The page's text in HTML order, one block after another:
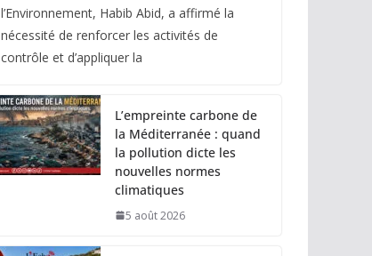
l’Environnement, Habib Abid, a affirmé la
nécessité de renforcer les activités de
contrôle et d’appliquer la
L’empreinte carbone de
la Méditerranée : quand
la pollution dicte les
nouvelles normes
climatiques
5 août 2026